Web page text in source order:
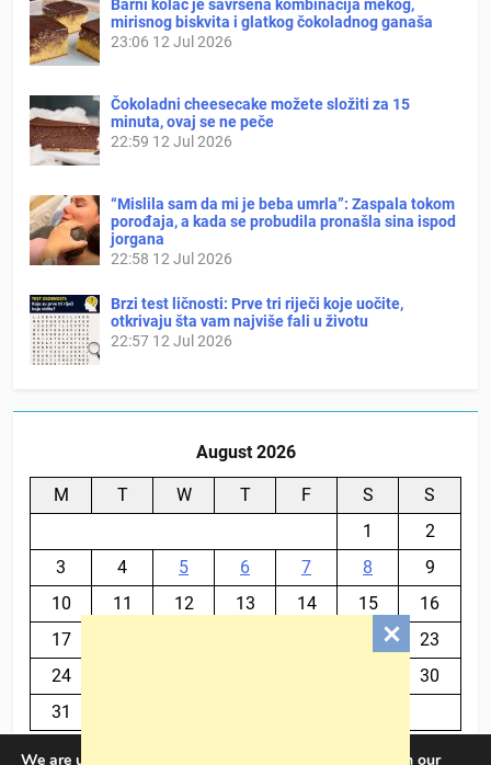
Barni kolač je savršena kombinacija mekog,
mirisnog biskvita i glatkog čokoladnog ganaša
23:06 12 Jul 2026
Čokoladni cheesecake možete složiti za 15
minuta, ovaj se ne peče
22:59 12 Jul 2026
“Mislila sam da mi je beba umrla”: Zaspala tokom
porođaja, a kada se probudila pronašla sina ispod
jorgana
22:58 12 Jul 2026
Brzi test ličnosti: Prve tri riječi koje uočite,
otkrivaju šta vam najviše fali u životu
22:57 12 Jul 2026
August 2026
M T W T F S
S
1
2
3
4 5 6 7 8
9
10
11 12 13 14 15
16
17
23
24
30
31
We are using cookies to give you the best experience on our